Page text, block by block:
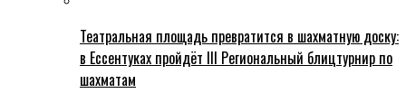
Театральная площадь превратится в шахматную доску:
в Ессентуках пройдёт III Региональный блицтурнир по
шахматам